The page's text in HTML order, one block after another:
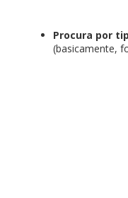
Procura por
(basicamente,